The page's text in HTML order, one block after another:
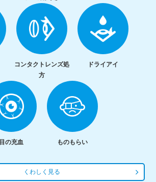
コンタクトレンズ処
方
ドライアイ
目の充血 ものもらい
くわしく見る